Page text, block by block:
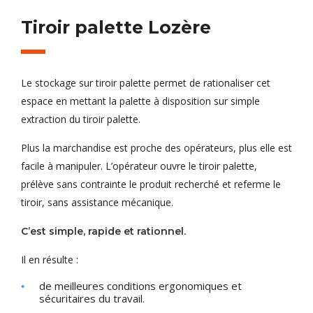
Tiroir palette Lozère
Le stockage sur tiroir palette permet de rationaliser cet
espace en mettant la palette à disposition sur simple
extraction du tiroir palette.
Plus la marchandise est proche des opérateurs, plus elle est
facile à manipuler. L’opérateur ouvre le tiroir palette,
prélève sans contrainte le produit recherché et referme le
tiroir, sans assistance mécanique.
C’est simple, rapide et rationnel.
Il en résulte :
de meilleures conditions ergonomiques et
sécuritaires du travail.